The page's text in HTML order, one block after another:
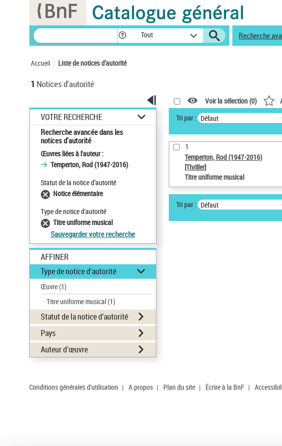
Tout Recherche
Accueil Liste de notices d’autorité
1 Notices d'autorité
VOTRE RECHERCHE
Recherche avancée dans les
notices d’autorité
Œuvres liées à l'auteur :
Temperton, Rod (1947-2016)
Statut de la notice d’autorité
Notice élémentaire
Type de notice d'autorité
Titre uniforme musical
Sauvegarder votre recherche
AFFINER
Type de notice d'autorité
Œuvre(1)
Titre uniforme musical(1)
Statut de la notice d’autorité
Pays
Auteur d’œuvre
Voir la sélection (0)
Tri par : Défaut
1
Temperton, Rod (1947-2016)
[Thriller]
Titre uniforme musical
Tri par : Défaut
Conditions générales d'utilisation | A propos | Plan du site | Écrire à la BnF |
Panneau de gestion des cookies